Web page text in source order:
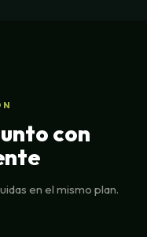
con
en el mismo plan.